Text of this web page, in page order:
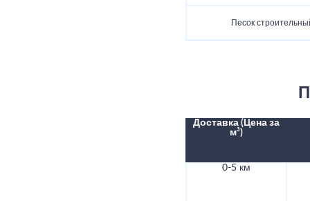
Песок
Доставка (Цена за
м³)
0-5 км